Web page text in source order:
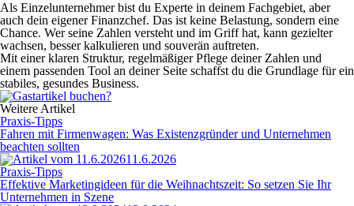
Als Einzelunternehmer bist du Experte in deinem Fachgebiet, aber
auch dein eigener Finanzchef. Das ist keine Belastung, sondern eine
Chance. Wer seine Zahlen versteht und im Griff hat, kann gezielter
wachsen, besser kalkulieren und souverän auftreten.
Mit einer klaren Struktur, regelmäßiger Pflege deiner Zahlen und
einem passenden Tool an deiner Seite schaffst du die Grundlage für ein
stabiles, gesundes Business.
Weitere Artikel
Praxis-Tipps
Fahren mit Firmenwagen: Was Existenzgründer und Unternehmen
beachten sollten
11.6.2026
Praxis-Tipps
Effektive Marketingideen für die Weihnachtszeit: So setzen Sie Ihr
Unternehmen in Szene